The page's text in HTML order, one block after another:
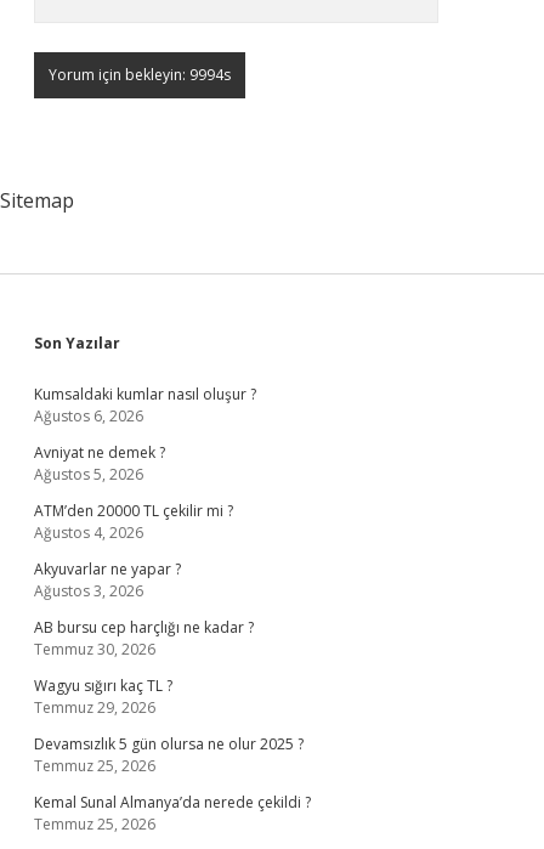
Sitemap
Sidebar
Son Yazılar
Kumsaldaki kumlar nasıl oluşur ?
Ağustos 6, 2026
Avniyat ne demek ?
Ağustos 5, 2026
ATM’den 20000 TL çekilir mi ?
Ağustos 4, 2026
Akyuvarlar ne yapar ?
Ağustos 3, 2026
AB bursu cep harçlığı ne kadar ?
Temmuz 30, 2026
Wagyu sığırı kaç TL ?
Temmuz 29, 2026
Devamsızlık 5 gün olursa ne olur 2025 ?
Temmuz 25, 2026
Kemal Sunal Almanya’da nerede çekildi ?
Temmuz 25, 2026